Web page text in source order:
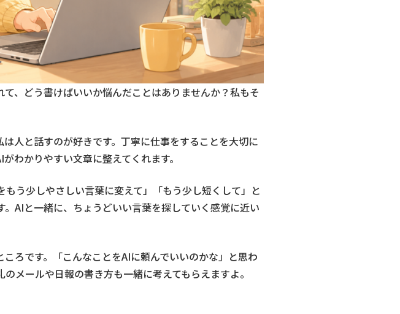
、どう書けばいいか悩んだことはありませんか？私もそ
人と話すのが好きです。丁寧に仕事をすることを大切に
わかりやすい文章に整えてくれます。
う少しやさしい言葉に変えて」「もう少し短くして」と
AIと一緒に、ちょうどいい言葉を探していく感覚に近い
ろです。「こんなことをAIに頼んでいいのかな」と思わ
メールや日報の書き方も一緒に考えてもらえますよ。